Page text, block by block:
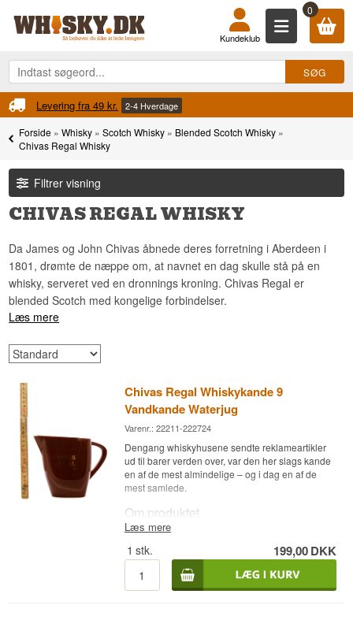
0
Kundeklub
Fri fragt Ved køb over 899 kr.
Forside »Whisky »Scotch Whisky » Blended Scotch Whisky »
Chivas Regal Whisky
Filtrer visning
CHIVAS REGAL WHISKY
Da James og John Chivas åbnede deres forretning i Aberdeen i
1801, drømte de næppe om, at navnet en dag skulle stå på en
whisky, serveret ved en dronnings kroning. Chivas Regal er
blended Scotch med kongelige forbindelser.
Læs mere
Chivas Regal Whiskykande 9
Vandkande Waterjug
Varenr.: 22211-222724
Dengang whiskyhusene sendte reklameartikler
ud til barer verden over, var den her slags kande
en af de mest almindelige – og i dag en af de
mest samlede.
Om produktet
vandkande/waterjug med mærkets logo,
oprindeligt lavet som reklameartikel til at stå
fremme på barer og i hjem, hvor man drak Chivas
Regal. Den bruges til at tilsætte vand til whiskyen
Læs mere
1 stk. 199,00DKK